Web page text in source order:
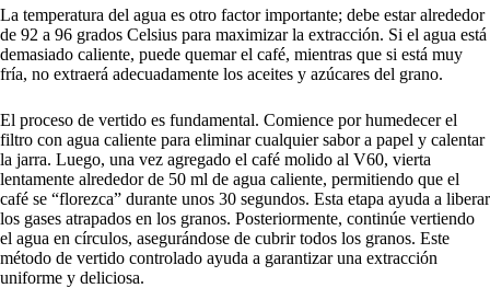
La temperatura del agua es otro factor importante; debe estar alrededor
de 92 a 96 grados Celsius para maximizar la extracción. Si el agua está
demasiado caliente, puede quemar el café, mientras que si está muy
fría, no extraerá adecuadamente los aceites y azúcares del grano.
El proceso de vertido es fundamental. Comience por humedecer el
filtro con agua caliente para eliminar cualquier sabor a papel y calentar
la jarra. Luego, una vez agregado el café molido al V60, vierta
lentamente alrededor de 50 ml de agua caliente, permitiendo que el
café se “florezca” durante unos 30 segundos. Esta etapa ayuda a liberar
los gases atrapados en los granos. Posteriormente, continúe vertiendo
el agua en círculos, asegurándose de cubrir todos los granos. Este
método de vertido controlado ayuda a garantizar una extracción
uniforme y deliciosa.